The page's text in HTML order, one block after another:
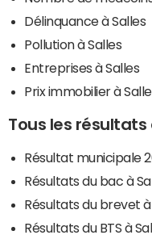
Délinquance à Salles
Pollution à Salles
Entreprises à Salles
Prix immobilier à
Tous les résultats
Résultat municipale
Résultats du bac à
Résultats du brevet à
Résultats du BTS à